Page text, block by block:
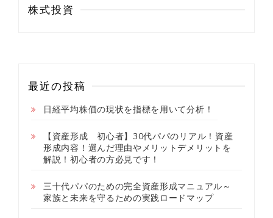
株式投資
最近の投稿
日経平均株価の現状を指標を用いて分析！
【資産形成 初心者】30代パパのリアル！資産
形成内容！選んだ理由やメリットデメリットを
解説！初心者の方必見です！
三十代パパのための完全資産形成マニュアル～
家族と未来を守るための実践ロードマップ